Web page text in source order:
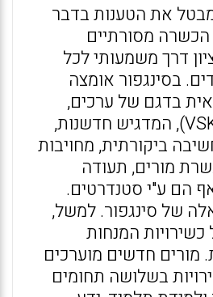
את הטענות בדבר
הכשרה מסורתיים
דרך משמעותי לכל
בסינגפור אומצה
בדגם של ערכים,
כישורים וידע (**VSK), המדגיש חדשנות,
ביקורתית, מחויבות
מורים, תעודה
הם ע"י סטנדרטים.
של סינגפור. למשל,
המנחות
חדשים מוערכים
16 כשירויות בשלושה תחומים